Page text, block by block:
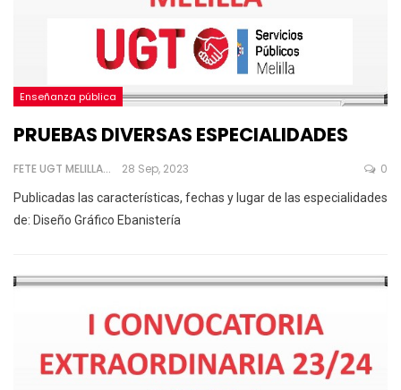
Enseñanza pública
PRUEBAS DIVERSAS ESPECIALIDADES
FETE UGT MELILLA 28 Sep, 2023 0
Publicadas las características, fechas y lugar de las especialidades
de: Diseño Gráfico Ebanistería